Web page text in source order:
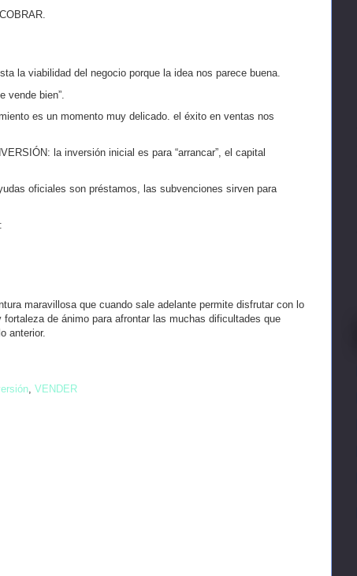
la viabilidad del negocio porque la idea nos parece buena.
vende bien”.
es un momento muy delicado. el éxito en ventas nos
la inversión inicial es para “arrancar”, el capital
oficiales son préstamos, las subvenciones sirven para
maravillosa que cuando sale adelante permite disfrutar con lo
de ánimo para afrontar las muchas dificultades que
anterior.
VENDER